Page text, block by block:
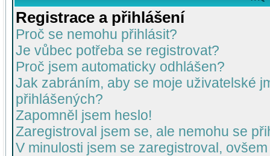
Registrace a přihlášení
Proč se nemohu přihlásit?
Je vůbec potřeba se registrovat?
Proč jsem automaticky odhlášen?
Jak zabráním, aby se moje uživatelské
přihlášených?
Zapomněl jsem heslo!
Zaregistroval jsem se, ale nemohu se
V minulosti jsem se zaregistroval,